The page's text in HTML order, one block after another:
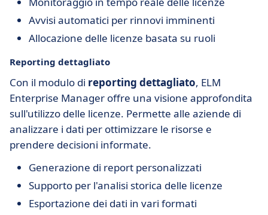
Avvisi automatici per rinnovi imminenti
Allocazione delle licenze basata su ruoli
Reporting dettagliato
Con il modulo di reporting dettagliato, ELM
Enterprise Manager offre una visione approfondita
sull'utilizzo delle licenze. Permette alle aziende di
analizzare i dati per ottimizzare le risorse e
prendere decisioni informate.
Generazione di report personalizzati
Supporto per l'analisi storica delle licenze
Esportazione dei dati in vari formati